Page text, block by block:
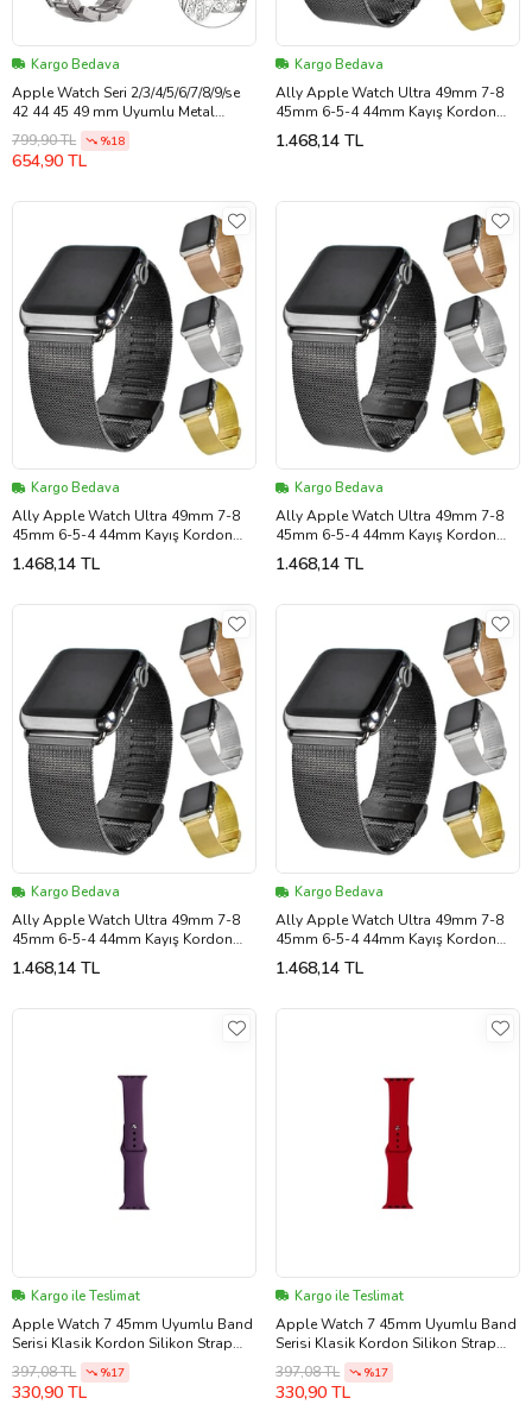
Kargo Bedava
Apple Watch Seri 2/3/4/5/6/7/8/9/se
42 44 45 49 mm Uyumlu Metal
Ayarlanabilir Kelebekli Kordon
(Siyah)
799,90 TL %18
654,90 TL
Kargo Bedava
Ally Apple Watch Ultra 49mm 7-8
45mm 6-5-4 44mm Kayış Kordon
Milano Metal Klasik 3 - 1OL7758-
4678
1.468,14 TL
Kargo Bedava
Ally Apple Watch Ultra 49mm 7-8
45mm 6-5-4 44mm Kayış Kordon
Milano Metal Klasik 3 - 1OL7758-
4678
1.468,14 TL
Kargo Bedava
Ally Apple Watch Ultra 49mm 7-8
45mm 6-5-4 44mm Kayış Kordon
Milano Metal Klasik 3 - 1OL7758-
4678
1.468,14 TL
Kargo Bedava
Ally Apple Watch Ultra 49mm 7-8
45mm 6-5-4 44mm Kayış Kordon
Milano Metal Klasik 3 - 1OL7758-
4678
1.468,14 TL
Kargo Bedava
Ally Apple Watch Ultra 49mm 7-8
45mm 6-5-4 44mm Kayış Kordon
Milano Metal Klasik 3 - 1OL7758-
4678
1.468,14 TL
Kargo ile Teslimat
Apple Watch 7 45mm Uyumlu Band
Serisi Klasik Kordon Silikon Strap
Kayış (Violet)
397,08 TL %17
330,90 TL
Kargo ile Teslimat
Apple Watch 7 45mm Uyumlu Band
Serisi Klasik Kordon Silikon Strap
Kayış (Koyu Kırmızı)
397,08 TL %17
330,90 TL